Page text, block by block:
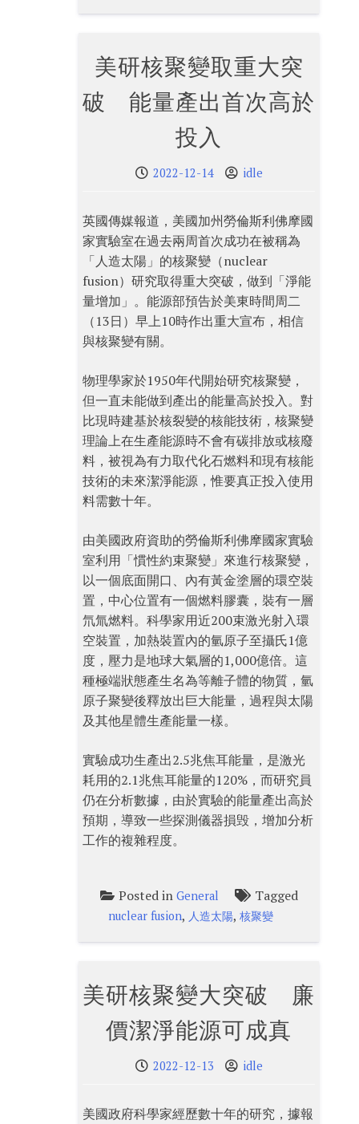
美研核聚變取重大突
破 能量產出首次高於
投入
2022-12-14 idle
英國傳媒報道，美國加州勞倫斯利佛摩國
家實驗室在過去兩周首次成功在被稱為
「人造太陽」的核聚變（nuclear
fusion）研究取得重大突破，做到「淨能
量增加」。能源部預告於美東時間周二
（13日）早上10時作出重大宣布，相信
與核聚變有關。
物理學家於1950年代開始研究核聚變，
但一直未能做到產出的能量高於投入。對
比現時建基於核裂變的核能技術，核聚變
理論上在生產能源時不會有碳排放或核廢
料，被視為有力取代化石燃料和現有核能
技術的未來潔淨能源，惟要真正投入使用
料需數十年。
由美國政府資助的勞倫斯利佛摩國家實驗
室利用「慣性約束聚變」來進行核聚變，
以一個底面開口、內有黃金塗層的環空裝
置，中心位置有一個燃料膠囊，裝有一層
氘氚燃料。科學家用近200束激光射入環
空裝置，加熱裝置內的氫原子至攝氏1億
度，壓力是地球大氣層的1,000億倍。這
種極端狀態產生名為等離子體的物質，氫
原子聚變後釋放出巨大能量，過程與太陽
及其他星體生產能量一樣。
實驗成功生產出2.5兆焦耳能量，是激光
耗用的2.1兆焦耳能量的120%，而研究員
仍在分析數據，由於實驗的能量產出高於
預期，導致一些探測儀器損毁，增加分析
工作的複雜程度。
Posted in General Tagged
nuclear fusion, 人造太陽,核聚變
美研核聚變大突破 廉
價潔淨能源可成真
2022-12-13 idle
美國政府科學家經歷數十年的研究，據報